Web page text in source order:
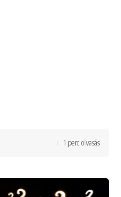
1 perc olvasás